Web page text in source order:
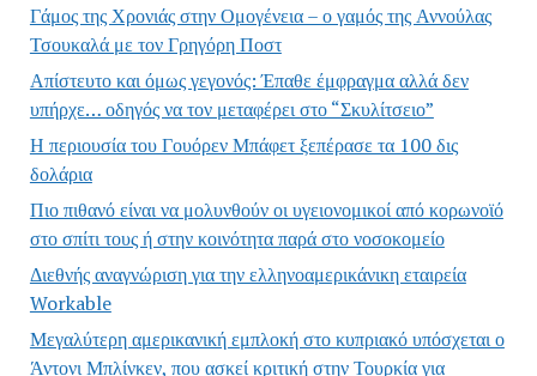
Γάμος της Χρονιάς στην Ομογένεια – ο γαμός της Αννούλας
Τσουκαλά με τον Γρηγόρη Ποστ
Απίστευτο και όμως γεγονός: Έπαθε έμφραγμα αλλά δεν
υπήρχε… οδηγός να τον μεταφέρει στο “Σκυλίτσειο”
Η περιουσία του Γουόρεν Μπάφετ ξεπέρασε τα 100 δις
δολάρια
Πιο πιθανό είναι να μολυνθούν οι υγειονομικοί από κορωνοϊό
στο σπίτι τους ή στην κοινότητα παρά στο νοσοκομείο
Διεθνής αναγνώριση για την ελληνοαμερικάνικη εταιρεία
Workable
Μεγαλύτερη αμερικανική εμπλοκή στο κυπριακό υπόσχεται ο
Άντονι Μπλίνκεν, που ασκεί κριτική στην Τουρκία για